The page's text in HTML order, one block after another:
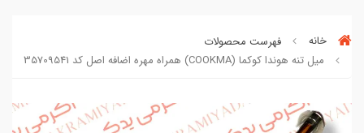
خانه
فهرست محصولات
میل تنه هوندا کوکما (COOKMA) همراه مهره اضافه اصل کد 35709541